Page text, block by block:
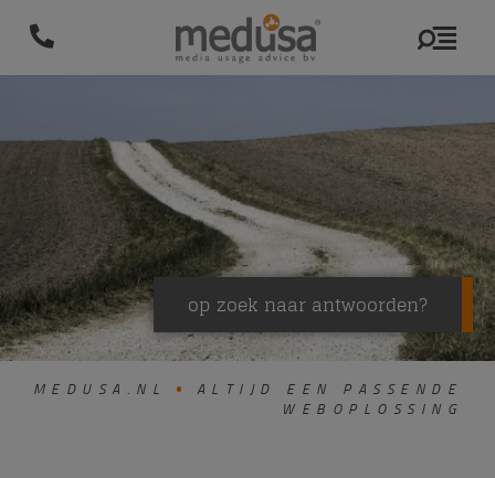
op zoek naar antwoorden?
MEDUSA.NL
ALTIJD EEN PASSENDE
WEBOPLOSSING